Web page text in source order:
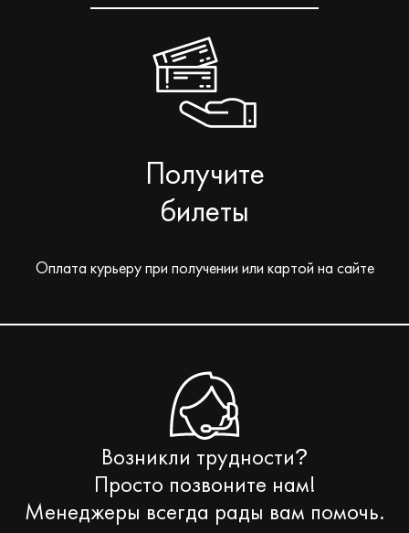
Получите
билеты
Оплата курьеру при получении или картой на сайте
Возникли трудности?
Просто позвоните нам!
Менеджеры всегда рады вам помочь.